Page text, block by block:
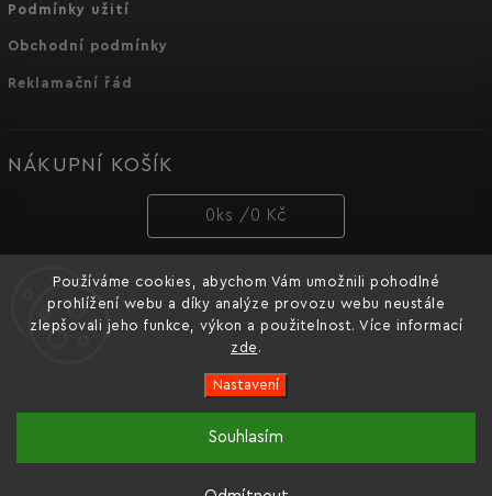
Používáme cookies, abychom Vám umožnili pohodlné
prohlížení webu a díky analýze provozu webu neustále
zlepšovali jeho funkce, výkon a použitelnost. Více informací
zde .
Nastavení
Souhlasím
Oficiální e-shop značky nářadí Dnipro-M pro Česko a
Slovensko.
Podmínky užití
Obchodní podmínky
Reklamační řád
NÁKUPNÍ KOŠÍK
0 ks / 0 Kč
PŘIJÍMÁME ONLINE PLATBY